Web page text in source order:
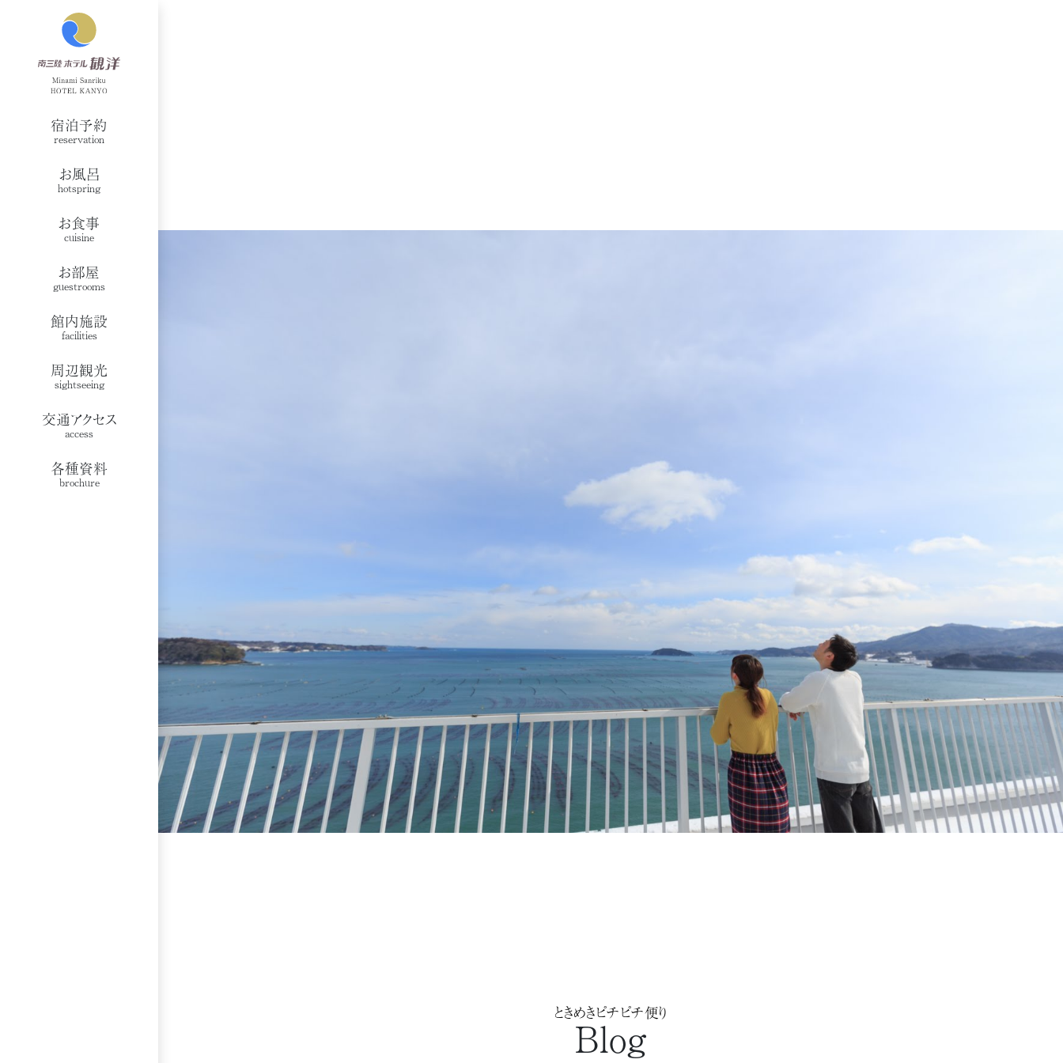
宿泊予約
reservation
お風呂
hotspring
お食事
cuisine
お部屋
guestrooms
館内施設
facilities
周辺観光
sightseeing
交通アクセス
access
各種資料
brochure
ときめきピチピチ便り
Blog